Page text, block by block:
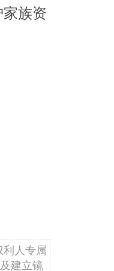
族资
人专属
建立镜